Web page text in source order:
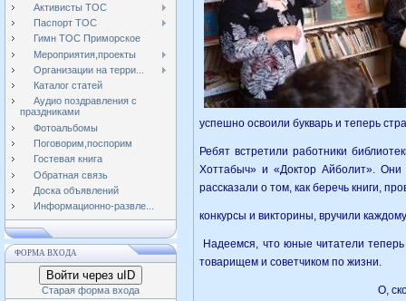
Активисты ТОС
Паспорт ТОС
Гимн ТОС Приморское
Мероприятия,проекты
Организации на терри...
Каталог статей
Аудио поздравления с
праздниками
Фотоальбомы
Поговорим,поспорим
Гостевая книга
Обратная связь
Доска объявлений
Информационно-развле...
ФОРМА ВХОДА
Войти через uID
Старая форма входа
успешно освоили букварь и теперь
Ребят встретили работники
Хоттабыч» и «Доктор Айболит». Они
рассказали о том, как беречь книги,
конкурсы и викторины, вручили
Надеемся, что юные читатели
товарищем и советчиком по жизни.
О,